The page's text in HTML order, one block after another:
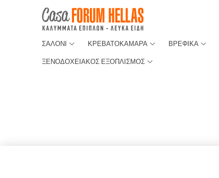
ΣΑΛΟΝΙ ΚΡΕΒΑΤΟΚΑΜΑΡΑ ΒΡΕΦΙΚΑ
ΞΕΝΟΔΟΧΕΙΑΚΟΣ ΕΞΟΠΛΙΣΜΟΣ